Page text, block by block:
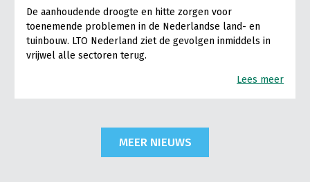
De aanhoudende droogte en hitte zorgen voor
toenemende problemen in de Nederlandse land- en
tuinbouw. LTO Nederland ziet de gevolgen inmiddels in
vrijwel alle sectoren terug.
Lees meer
MEER NIEUWS